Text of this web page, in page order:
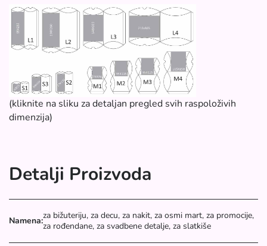
(kliknite na sliku za detaljan pregled svih raspoloživih
dimenzija)
Detalji Proizvoda
Namena:za bižuteriju, za decu, za nakit, za osmi mart, za promocije,
za rođendane, za svadbene detalje, za slatkiše